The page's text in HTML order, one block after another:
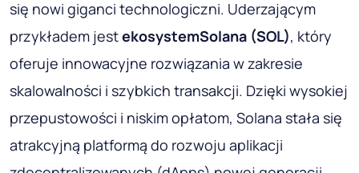
się nowi giganci technologiczni. Uderzającym
przykładem jestekosystemSolana (SOL), który
oferuje innowacyjne rozwiązania w zakresie
skalowalności i szybkich transakcji. Dzięki wysokiej
przepustowości i niskim opłatom, Solana stała się
atrakcyjną platformą do rozwoju aplikacji